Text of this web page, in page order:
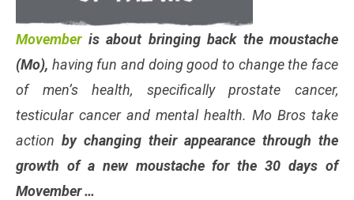
Movemberis about bringing back the moustache
(Mo), having fun and doing good to change the face
of men’s health, specifically prostate cancer,
testicular cancer and mental health. Mo Bros take
action by changing their appearance through the
growth of a new moustache for the 30 days of
Movember …